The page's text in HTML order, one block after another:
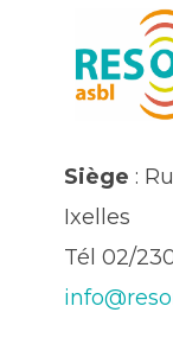
Siège :
Ixelles
Tél 02/